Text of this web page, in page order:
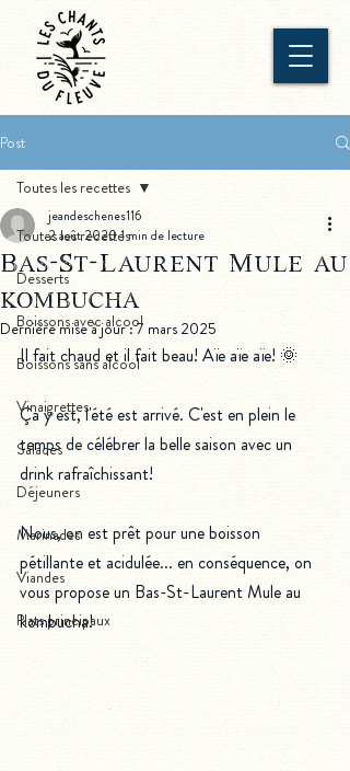
Post
Toutes les recettes
Desserts
Boissons avec alcool
Boissons sans alcool
Vinaigrettes
Salades
Déjeuners
Marinades
Viandes
Plats principaux
Toutes les recettes
Bas-St-Laurent Mule au
kombucha
jeandeschenes116
2 août 20201 min de lecture
Dernière mise à jour :7 mars 2025
Il fait chaud et il fait beau! Aïe aïe aïe! 🌞
Ça y est, l'été est arrivé. C'est en plein le
temps de célébrer la belle saison avec un
drink rafraîchissant!
Nous, on est prêt pour une boisson
pétillante et acidulée... en conséquence, on
vous propose un Bas-St-Laurent Mule au
kombucha!